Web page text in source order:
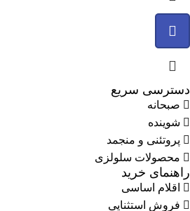
دسترسی سریع
صبحانه
شوینده
پروتئنی و منجمد
محصولات سلولزی
راهنمای خرید
اقلام اساسی
فروش استثنایی